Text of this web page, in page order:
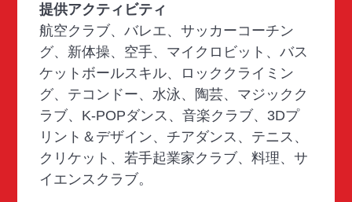
提供アクティビティ
航空クラブ、バレエ、サッカーコーチン
グ、新体操、空手、マイクロビット、バス
ケットボールスキル、ロッククライミン
グ、テコンドー、水泳、陶芸、マジックク
ラブ、K-POPダンス、音楽クラブ、3Dプ
リント＆デザイン、チアダンス、テニス、
クリケット、若手起業家クラブ、料理、サ
イエンスクラブ。